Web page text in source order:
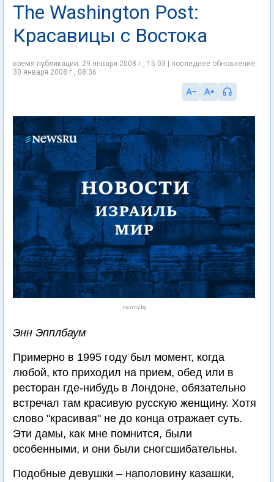
The Washington Post:
Красавицы с Востока
время публикации: 29 января 2008 г., 15:03 | последнее обновление:
30 января 2008 г., 08:36
naviny.by
Энн Эпплбаум
Примерно в 1995 году был момент, когда
любой, кто приходил на прием, обед или в
ресторан где-нибудь в Лондоне, обязательно
встречал там красивую русскую женщину. Хотя
слово "красивая" не до конца отражает суть.
Эти дамы, как мне помнится, были
особенными, и они были сногсшибательны.
Подобные девушки – наполовину казашки,